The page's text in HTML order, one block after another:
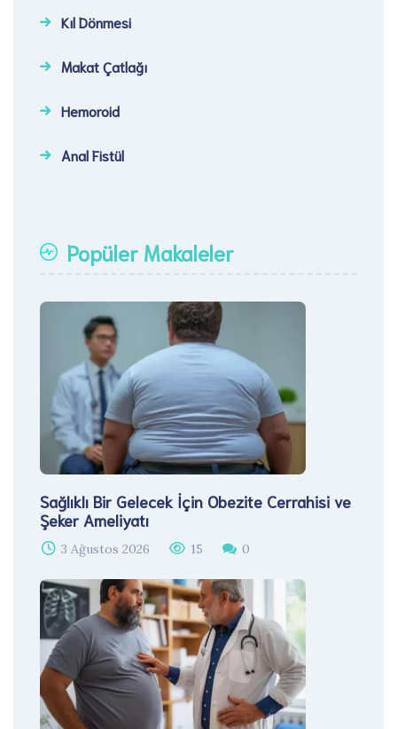
Kıl Dönmesi
Makat Çatlağı
Hemoroid
Anal Fistül
Popüler Makaleler
Sağlıklı Bir Gelecek İçin Obezite Cerrahisi ve
Şeker Ameliyatı
3 Ağustos 2026 15 0